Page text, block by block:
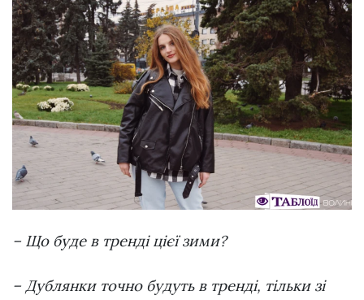
– Що буде в тренді цієї зими?
– Дублянки точно будуть в тренді, тільки зі